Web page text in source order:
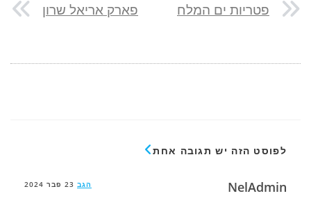
פטריות ים המלח פארק אריאל שרון
לפוסט הזה יש תגובה אחת
NelAdmin הגב 23 פבר 2024